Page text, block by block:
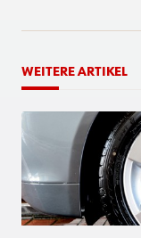
WEITERE ARTIKEL